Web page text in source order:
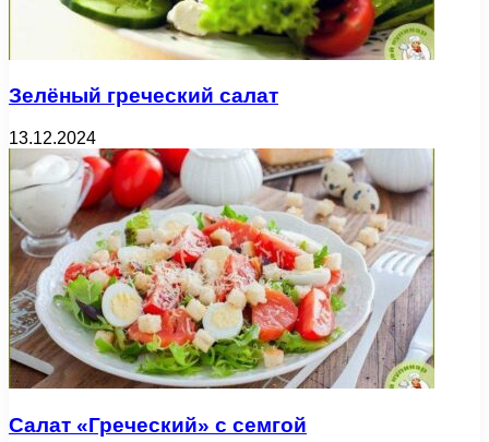
Зелёный греческий салат
13.12.2024
Салат «Греческий» с семгой